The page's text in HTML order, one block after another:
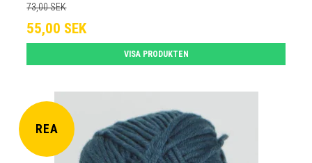
73,00 SEK
55,00 SEK
VISA PRODUKTEN
REA